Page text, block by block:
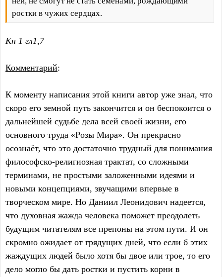
ростки в чужих сердцах.
Кн 1 гл1,7
Комментарий:
К моменту написания этой книги автор уже знал, что
скоро его земной путь закончится и он беспокоится о
дальнейшей судьбе дела всей своей жизни, его
основного труда «Розы Мира». Он прекрасно
осознаёт, что это достаточно трудный для понимания
философско-религиозная трактат, со сложными
терминами, не простыми заложенными идеями и
новыми концепциями, звучащими впервые в
творческом мире. Но Даниил Леонидович надеется,
что духовная жажда человека поможет преодолеть
будущим читателям все препоны на этом пути. И он
скромно ожидает от грядущих дней, что если б этих
жаждущих людей было хотя бы двое или трое, то его
дело могло бы дать ростки и пустить корни в